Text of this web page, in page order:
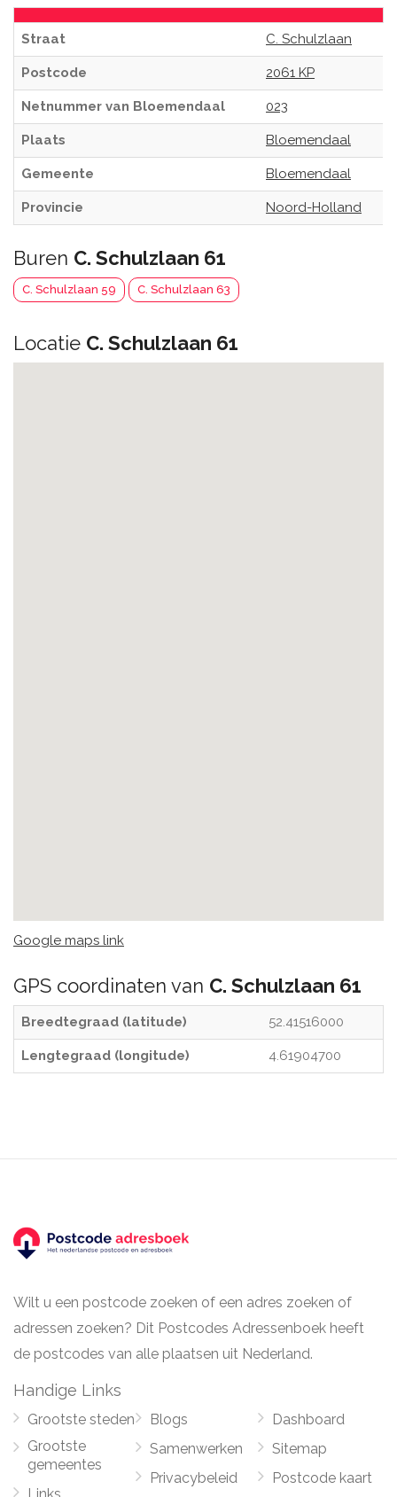
Straat C. Schulzlaan
Postcode 2061 KP
Netnummer van Bloemendaal 023
Plaats Bloemendaal
Gemeente Bloemendaal
Provincie Noord-Holland
Buren C. Schulzlaan 61
C. Schulzlaan 59 C. Schulzlaan 63
Locatie C. Schulzlaan 61
Google maps link
GPS coordinaten van C. Schulzlaan 61
Breedtegraad (latitude) 52.41516000
Lengtegraad (longitude) 4.61904700
Wilt u een postcode zoeken of een adres zoeken of
adressen zoeken? Dit Postcodes Adressenboek heeft
de postcodes van alle plaatsen uit Nederland.
Handige Links
Grootste steden
Grootste
gemeentes
Blogs
Samenwerken
Privacybeleid
Dashboard
Sitemap
Postcode kaart